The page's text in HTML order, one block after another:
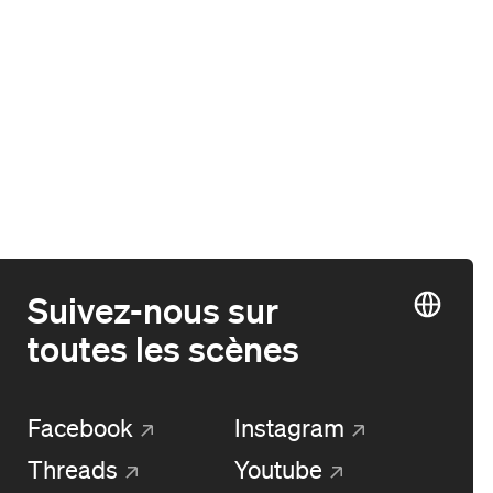
Suivez-nous sur
toutes les scènes
Facebook
Instagram
Threads
Youtube